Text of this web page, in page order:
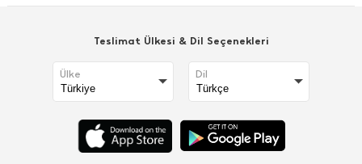
Teslimat Ülkesi & Dil Seçenekleri
Ülke Dil